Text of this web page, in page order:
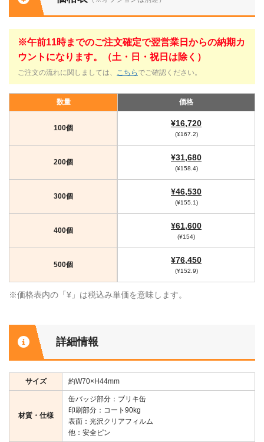
※午前11時までのご注文確定で翌営業日からの納期カ
ウントになります。（土・日・祝日は除く）
ご注文の流れに関しましては、 こちら でご確認ください。
数量 価格
100個 ¥16,720
(¥167.2)
200個 ¥31,680
(¥158.4)
300個 ¥46,530
(¥155.1)
400個 ¥61,600
(¥154)
500個 ¥76,450
(¥152.9)
※価格表内の「¥」は税込み単価を意味します。
詳細情報
サイズ 約W70×H44mm
材質・仕様
缶バッジ部分：ブリキ缶
印刷部分：コート90kg
表面：光沢クリアフィルム
他：安全ピン